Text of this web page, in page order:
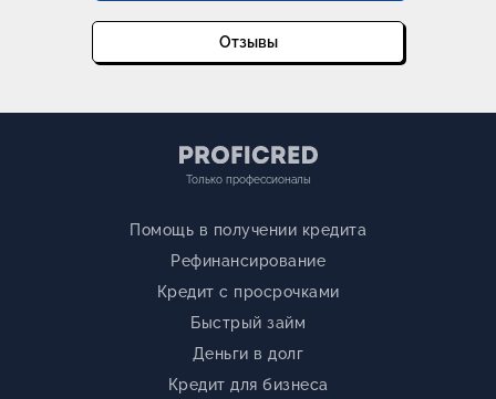
Отзывы
Только профессионалы
Помощь в получении кредита
Рефинансирование
Кредит с просрочками
Быстрый займ
Деньги в долг
Кредит для бизнеса